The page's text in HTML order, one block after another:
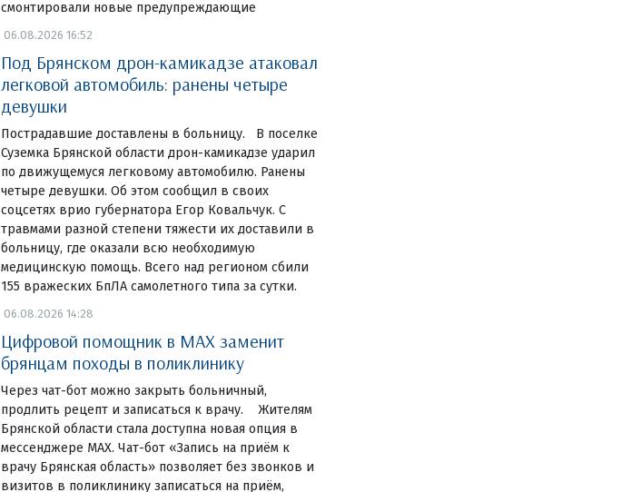
смонтировали новые предупреждающие
06.08.2026 16:52
Под Брянском дрон-камикадзе атаковал
легковой автомобиль: ранены четыре
девушки
Пострадавшие доставлены в больницу. В поселке
Суземка Брянской области дрон-камикадзе ударил
по движущемуся легковому автомобилю. Ранены
четыре девушки. Об этом сообщил в своих
соцсетях врио губернатора Егор Ковальчук. С
травмами разной степени тяжести их доставили в
больницу, где оказали всю необходимую
медицинскую помощь. Всего над регионом сбили
155 вражеских БпЛА самолетного типа за сутки.
06.08.2026 14:28
Цифровой помощник в MAX заменит
брянцам походы в поликлинику
Через чат-бот можно закрыть больничный,
продлить рецепт и записаться к врачу. Жителям
Брянской области стала доступна новая опция в
мессенджере MAX. Чат-бот «Запись на приём к
врачу Брянская область» позволяет без звонков и
визитов в поликлинику записаться на приём,